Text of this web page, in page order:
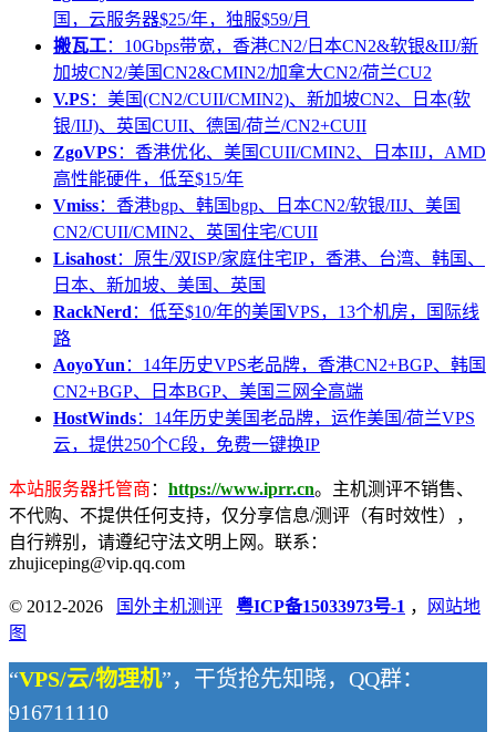
国，云服务器$25/年，独服$59/月
搬瓦工：10Gbps带宽，香港CN2/日本CN2&软银&IIJ/新
加坡CN2/美国CN2&CMIN2/加拿大CN2/荷兰CU2
V.PS：美国(CN2/CUII/CMIN2)、新加坡CN2、日本(软
银/IIJ)、英国CUII、德国/荷兰/CN2+CUII
ZgoVPS：香港优化、美国CUII/CMIN2、日本IIJ，AMD
高性能硬件，低至$15/年
Vmiss：香港bgp、韩国bgp、日本CN2/软银/IIJ、美国
CN2/CUII/CMIN2、英国住宅/CUII
Lisahost：原生/双ISP/家庭住宅IP，香港、台湾、韩国、
日本、新加坡、美国、英国
RackNerd ：低至$10/年的美国VPS，13个机房，国际线
路
AoyoYun ：14年历史VPS老品牌，香港CN2+BGP、韩国
CN2+BGP、日本BGP、美国三网全高端
HostWinds：14年历史美国老品牌，运作美国/荷兰VPS
云，提供250个C段，免费一键换IP
本站服务器托管商 ： https://www.iprr.cn。主机测评不销售、
不代购、不提供任何支持，仅分享信息/测评（有时效性），
自行辨别，请遵纪守法文明上网。联系：
zhujiceping@vip.qq.com
© 2012-2026 国外主机测评 粤ICP备15033973号-1 ，
网站地
图
“VPS/云/物理机”，干货抢先知晓，QQ群：
916711110